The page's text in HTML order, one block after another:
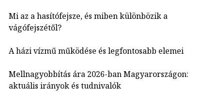
Mi az a hasítófejsze, és miben különbözik a
vágófejszétől?
A házi vízmű működése és legfontosabb elemei
Mellnagyobbítás ára 2026-ban Magyarországon:
aktuális irányok és tudnivalók